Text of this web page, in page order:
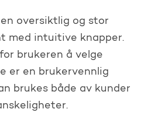
oversiktlig og stor
med intuitive knapper.
brukeren å velge
er en brukervennlig
brukes både av kunder